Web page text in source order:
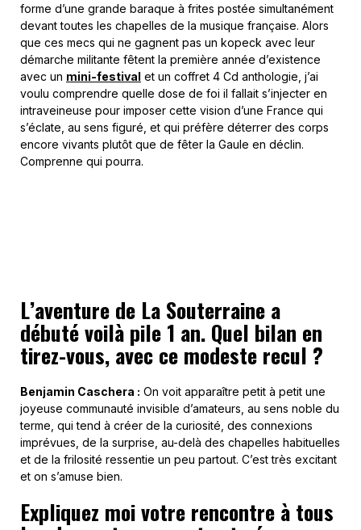
forme d’une grande baraque à frites postée simultanément
devant toutes les chapelles de la musique française. Alors
que ces mecs qui ne gagnent pas un kopeck avec leur
démarche militante fêtent la première année d’existence
avec un mini-festival et un coffret 4 Cd anthologie, j’ai
voulu comprendre quelle dose de foi il fallait s’injecter en
intraveineuse pour imposer cette vision d’une France qui
s’éclate, au sens figuré, et qui préfère déterrer des corps
encore vivants plutôt que de fêter la Gaule en déclin.
Comprenne qui pourra.
L’aventure de La Souterraine a
débuté voilà pile 1 an. Quel bilan en
tirez-vous, avec ce modeste recul ?
Benjamin Caschera : On voit apparaître petit à petit une
joyeuse communauté invisible d’amateurs, au sens noble du
terme, qui tend à créer de la curiosité, des connexions
imprévues, de la surprise, au-delà des chapelles habituelles
et de la frilosité ressentie un peu partout. C’est très excitant
et on s’amuse bien.
Expliquez moi votre rencontre à tous